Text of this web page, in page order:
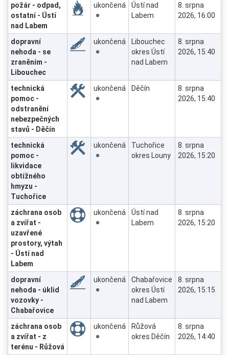
požár - odpad,
ostatní - Ústí
nad Labem
ukončená
Ústí nad
Labem
8. srpna
2026, 16:00
dopravní
nehoda - se
zraněním -
Libouchec
ukončená
Libouchec
okres Ústí
nad Labem
8. srpna
2026, 15:40
technická
pomoc -
odstranění
nebezpečných
stavů - Děčín
ukončená Děčín
8. srpna
2026, 15:40
technická
pomoc -
likvidace
obtížného
hmyzu -
Tuchořice
ukončená
Tuchořice
okres Louny
8. srpna
2026, 15:20
záchrana osob
a zvířat -
uzavřené
prostory, výtah
- Ústí nad
Labem
ukončená
Ústí nad
Labem
8. srpna
2026, 15:20
dopravní
nehoda - úklid
vozovky -
Chabařovice
ukončená
Chabařovice
okres Ústí
nad Labem
8. srpna
2026, 15:15
záchrana osob
a zvířat - z
terénu - Růžová
ukončená
Růžová
okres Děčín
8. srpna
2026, 14:40